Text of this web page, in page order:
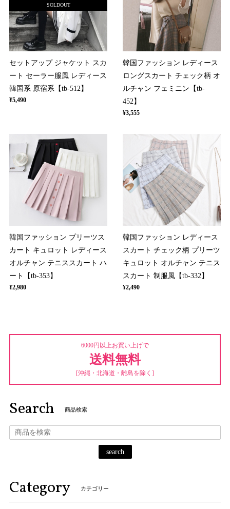
SOLDOUT
セットアップ ジャケット スカ
ート セーラー服風 レディース
韓国系 原宿系【tb-512】
¥5,490
韓国ファッション レディース
ロングスカート チェック柄 オ
ルチャン フェミニン【tb-
452】
¥3,555
韓国ファッション プリーツス
カート キュロット レディース
オルチャン テニススカート ハ
ート【tb-353】
¥2,980
韓国ファッション レディース
スカート チェック柄 プリーツ
キュロット オルチャン テニス
スカート 制服風【tb-332】
¥2,490
6000円以上お買い上げで
送料無料
[沖縄・北海道・離島を除く]
Search 商品検索
search
Category カテゴリー